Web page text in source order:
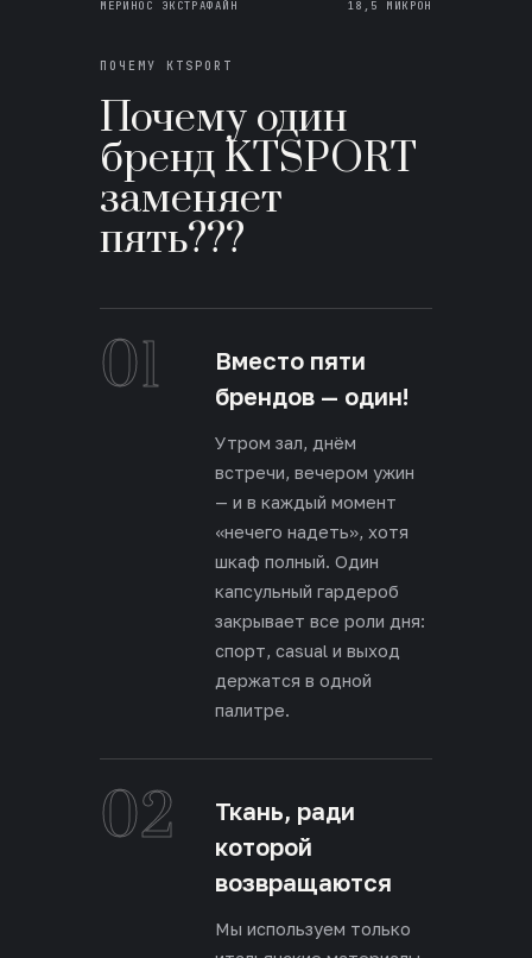
МЕРИНОС ЭКСТРАФАЙН 18,5 МИКРОН
ПОЧЕМУ KTSPORT
Почему один
бренд KTSPORT
заменяет
пять???
01
Вместо пяти
брендов — один!
Утром зал, днём
встречи, вечером ужин
— и в каждый момент
«нечего надеть», хотя
шкаф полный. Один
капсульный гардероб
закрывает все роли дня:
спорт, casual и выход
держатся в одной
палитре.
02
Ткань, ради
которой
возвращаются
Мы используем только